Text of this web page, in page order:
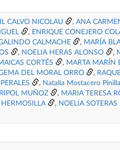
CALVO NICOLAU , ANA
, ENRIQUE CONEJERO
CALMACHE , MARÍA
, NOELIA HERAS ALONSO ,
CORTÉS , MARTA MARÍN
DEL MORAL ORRO ,
, Natalia Mostacero Pinilla
MUÑOZ , MARIA TERESA
, NOELIA SOTERAS